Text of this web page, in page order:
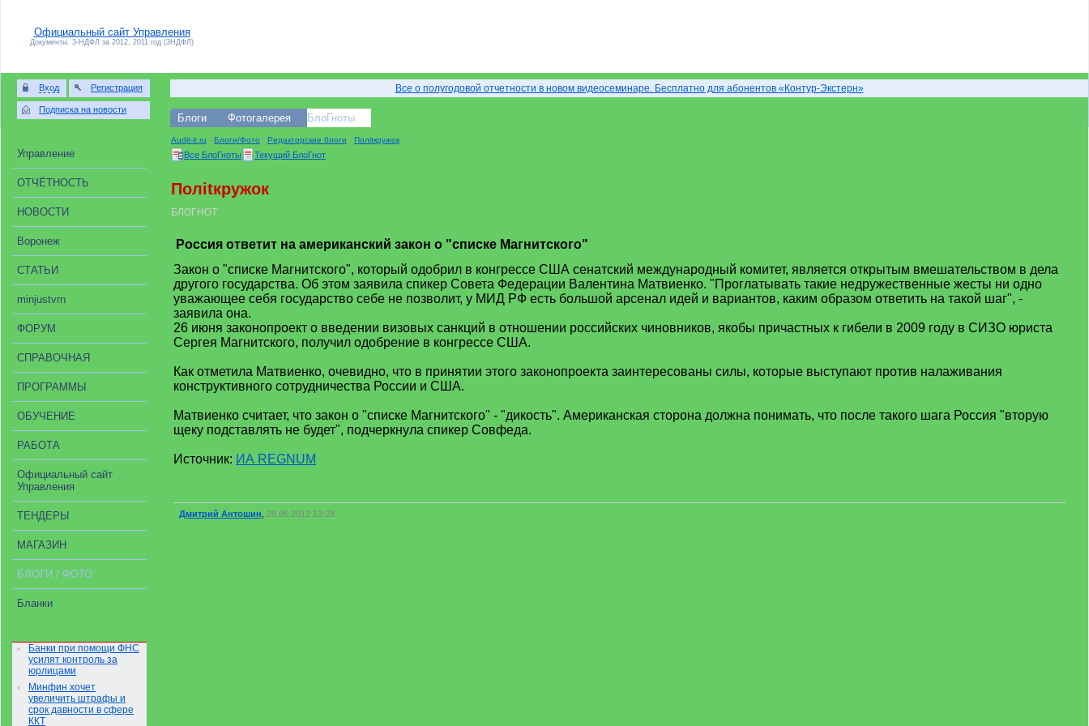
Официальный сайт Управления
Документы. 3-НДФЛ за 2012, 2011 год (3НДФЛ)
Вход Регистрация
Подписка на новости
Все о полугодовой отчетности в новом видеосеминаре. Бесплатно для абонентов «Контур-Экстерн»
Блоги Фотогалерея БлоГноты
Управление
ОТЧЁТНОСТЬ
НОВОСТИ
Воронеж
СТАТЬИ
minjustvrn
ФОРУМ
СПРАВОЧНАЯ
ПРОГРАММЫ
ОБУЧЕНИЕ
РАБОТА
Официальный сайт
Управления
ТЕНДЕРЫ
МАГАЗИН
БЛОГИ / ФОТО
Бланки
Банки при помощи ФНС
усилят контроль за
юрлицами
Минфин хочет
увеличить штрафы и
срок давности в сфере
ККТ
Audit-it.ru / Блоги/Фото / Редакторские блоги / Полitкружок
Все БлоГноты Текущий БлоГнот
Полitкружок
БЛОГНОТ
Россия ответит на американский закон о "списке Магнитского"
Закон о "списке Магнитского", который одобрил в конгрессе США сенатский международный комитет, является открытым вмешательством в дела
другого государства. Об этом заявила спикер Совета Федерации Валентина Матвиенко. "Проглатывать такие недружественные жесты ни одно
уважающее себя государство себе не позволит, у МИД РФ есть большой арсенал идей и вариантов, каким образом ответить на такой шаг", -
заявила она.
26 июня законопроект о введении визовых санкций в отношении российских чиновников, якобы причастных к гибели в 2009 году в СИЗО юриста
Сергея Магнитского, получил одобрение в конгрессе США.
Как отметила Матвиенко, очевидно, что в принятии этого законопроекта заинтересованы силы, которые выступают против налаживания
конструктивного сотрудничества России и США.
Матвиенко считает, что закон о "списке Магнитского" - "дикость". Американская сторона должна понимать, что после такого шага Россия "вторую
щеку подставлять не будет", подчеркнула спикер Совфеда.
Источник: ИА REGNUM
Дмитрий Антошин 28.06.2012 13:28